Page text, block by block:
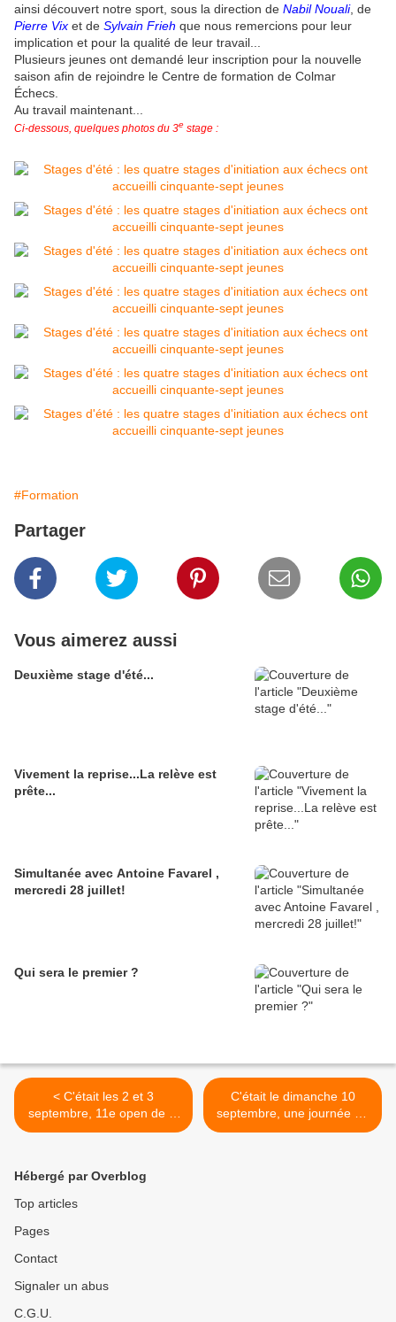
ainsi découvert notre sport, sous la direction de Nabil Nouali, de
Pierre Vix et de Sylvain Frieh que nous remercions pour leur
implication et pour la qualité de leur travail...
Plusieurs jeunes ont demandé leur inscription pour la nouvelle
saison afin de rejoindre le Centre de formation de Colmar
Échecs.
Au travail maintenant...
Ci-dessous, quelques photos du 3e stage :
#Formation
Partager
Vous aimerez aussi
Deuxième stage d'été...
Vivement la reprise...La relève est
prête...
Simultanée avec Antoine Favarel ,
mercredi 28 juillet!
Qui sera le premier ?
< C'était les 2 et 3
septembre, 11e open de la
Thur
C'était le dimanche 10
septembre, une journée en
famille et en plein air >
Hébergé par Overblog
Top articles
Pages
Contact
Signaler un abus
C.G.U.